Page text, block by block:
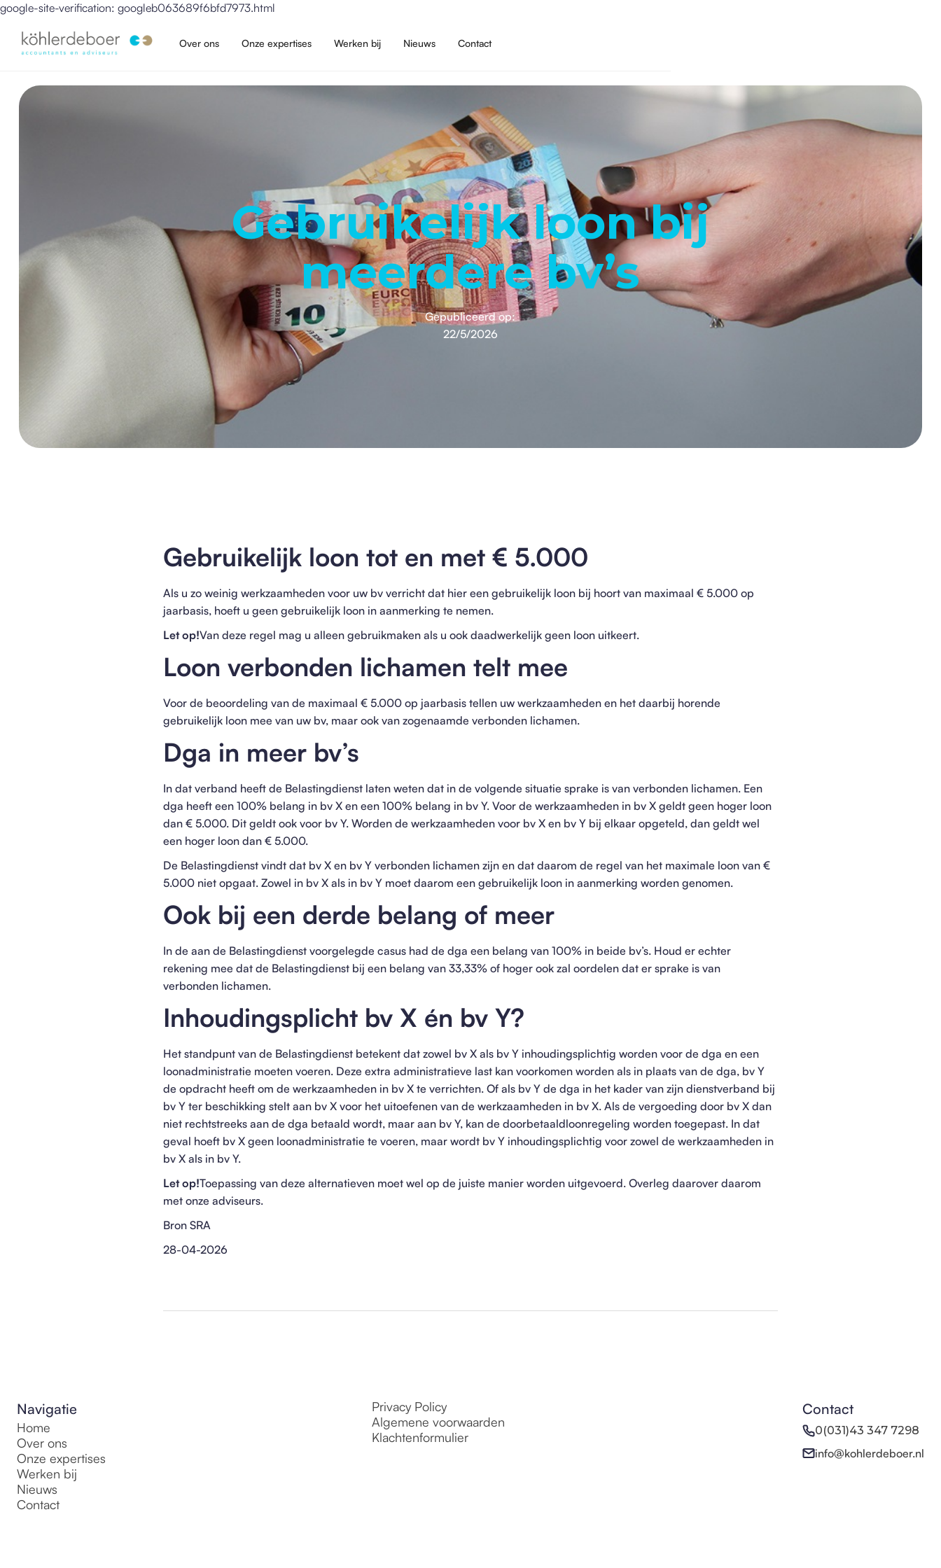
google-site-verification: googleb063689f6bfd7973.html
Over ons Onze expertises Werken bij Nieuws Contact
Gebruikelijk loon bij
meerdere bv’s
Gepubliceerd op:
22/5/2026
Gebruikelijk loon tot en met € 5.000
Als u zo weinig werkzaamheden voor uw bv verricht dat hier een gebruikelijk loon bij hoort van maximaal € 5.000 op
jaarbasis, hoeft u geen gebruikelijk loon in aanmerking te nemen.
Let op!Van deze regel mag u alleen gebruikmaken als u ook daadwerkelijk geen loon uitkeert.
Loon verbonden lichamen telt mee
Voor de beoordeling van de maximaal € 5.000 op jaarbasis tellen uw werkzaamheden en het daarbij horende
gebruikelijk loon mee van uw bv, maar ook van zogenaamde verbonden lichamen.
Dga in meer bv’s
In dat verband heeft de Belastingdienst laten weten dat in de volgende situatie sprake is van verbonden lichamen. Een
dga heeft een 100% belang in bv X en een 100% belang in bv Y. Voor de werkzaamheden in bv X geldt geen hoger loon
dan € 5.000. Dit geldt ook voor bv Y. Worden de werkzaamheden voor bv X en bv Y bij elkaar opgeteld, dan geldt wel
een hoger loon dan € 5.000.
De Belastingdienst vindt dat bv X en bv Y verbonden lichamen zijn en dat daarom de regel van het maximale loon van €
5.000 niet opgaat. Zowel in bv X als in bv Y moet daarom een gebruikelijk loon in aanmerking worden genomen.
Ook bij een derde belang of meer
In de aan de Belastingdienst voorgelegde casus had de dga een belang van 100% in beide bv’s. Houd er echter
rekening mee dat de Belastingdienst bij een belang van 33,33% of hoger ook zal oordelen dat er sprake is van
verbonden lichamen.
Inhoudingsplicht bv X én bv Y?
Het standpunt van de Belastingdienst betekent dat zowel bv X als bv Y inhoudingsplichtig worden voor de dga en een
loonadministratie moeten voeren. Deze extra administratieve last kan voorkomen worden als in plaats van de dga, bv Y
de opdracht heeft om de werkzaamheden in bv X te verrichten. Of als bv Y de dga in het kader van zijn dienstverband bij
bv Y ter beschikking stelt aan bv X voor het uitoefenen van de werkzaamheden in bv X. Als de vergoeding door bv X dan
niet rechtstreeks aan de dga betaald wordt, maar aan bv Y, kan de doorbetaaldloonregeling worden toegepast. In dat
geval hoeft bv X geen loonadministratie te voeren, maar wordt bv Y inhoudingsplichtig voor zowel de werkzaamheden in
bv X als in bv Y.
Let op!Toepassing van deze alternatieven moet wel op de juiste manier worden uitgevoerd. Overleg daarover daarom
met onze adviseurs.
Bron SRA
28-04-2026
Navigatie
Home
Over ons
Onze expertises
Werken bij
Nieuws
Contact
Privacy Policy
Algemene voorwaarden
Klachtenformulier
Contact
0(031)43 347 7298
info@kohlerdeboer.nl